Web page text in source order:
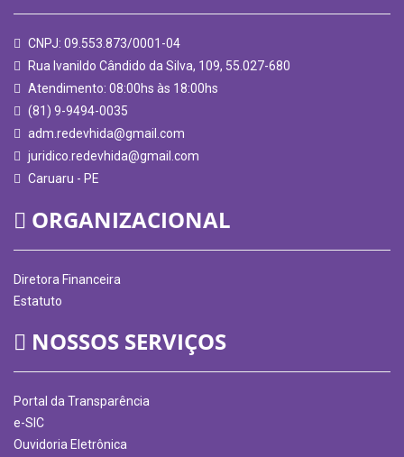
CNPJ: 09.553.873/0001-04
Rua Ivanildo Cândido da Silva, 109, 55.027-680
Atendimento: 08:00hs às 18:00hs
(81) 9-9494-0035
adm.redevhida@gmail.com
juridico.redevhida@gmail.com
Caruaru - PE
ORGANIZACIONAL
Diretora Financeira
Estatuto
NOSSOS SERVIÇOS
Portal da Transparência
e-SIC
Ouvidoria Eletrônica